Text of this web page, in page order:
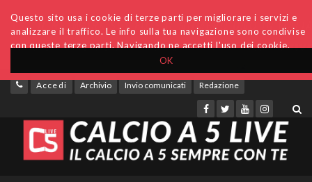
OK
Questo sito usa i cookie di terze parti per migliorare i servizi e
analizzare il traffico. Le info sulla tua navigazione sono condivise
con queste terze parti. Navigando ne accetti l'uso dei cookie.
Accedi Archivio Invio comunicati Redazione